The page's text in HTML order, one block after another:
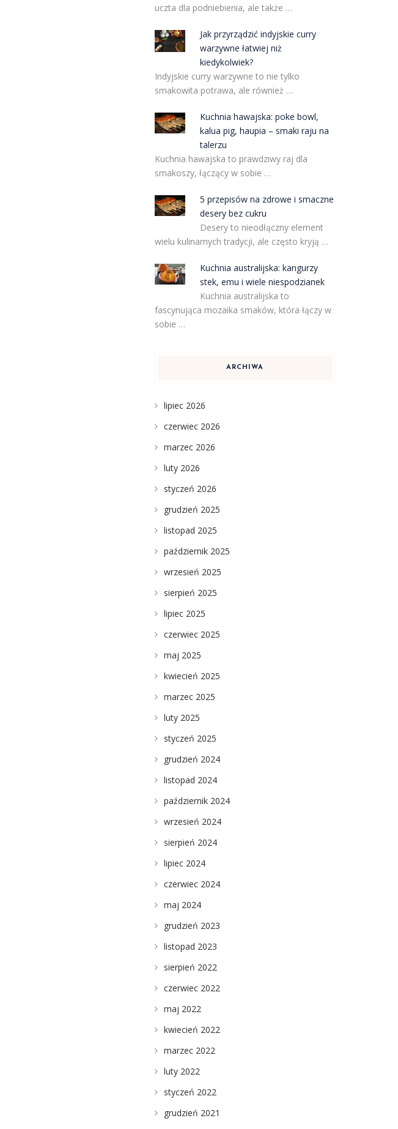
uczta dla podniebienia, ale także …
Jak przyrządzić indyjskie curry
warzywne łatwiej niż
kiedykolwiek?
Indyjskie curry warzywne to nie tylko
smakowita potrawa, ale również …
Kuchnia hawajska: poke bowl,
kalua pig, haupia – smaki raju na
talerzu
Kuchnia hawajska to prawdziwy raj dla
smakoszy, łączący w sobie …
5 przepisów na zdrowe i smaczne
desery bez cukru
Desery to nieodłączny element
wielu kulinarnych tradycji, ale często kryją …
Kuchnia australijska: kangurzy
stek, emu i wiele niespodzianek
Kuchnia australijska to
fascynująca mozaika smaków, która łączy w
sobie …
ARCHIWA
lipiec 2026
czerwiec 2026
marzec 2026
luty 2026
styczeń 2026
grudzień 2025
listopad 2025
październik 2025
wrzesień 2025
sierpień 2025
lipiec 2025
czerwiec 2025
maj 2025
kwiecień 2025
marzec 2025
luty 2025
styczeń 2025
grudzień 2024
listopad 2024
październik 2024
wrzesień 2024
sierpień 2024
lipiec 2024
czerwiec 2024
maj 2024
grudzień 2023
listopad 2023
sierpień 2022
czerwiec 2022
maj 2022
kwiecień 2022
marzec 2022
luty 2022
styczeń 2022
grudzień 2021